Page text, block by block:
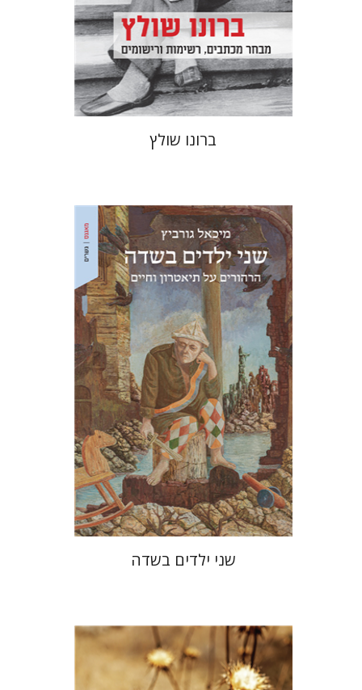
הנחת אתר ספר מודפס
$35
$32
ברונו שולץ
מיכאל גורביץ
אריאל הירשפלד
הנחת אתר ספר מודפס
$31
$28
שני ילדים בשדה
חיים וייס מירה בלברג